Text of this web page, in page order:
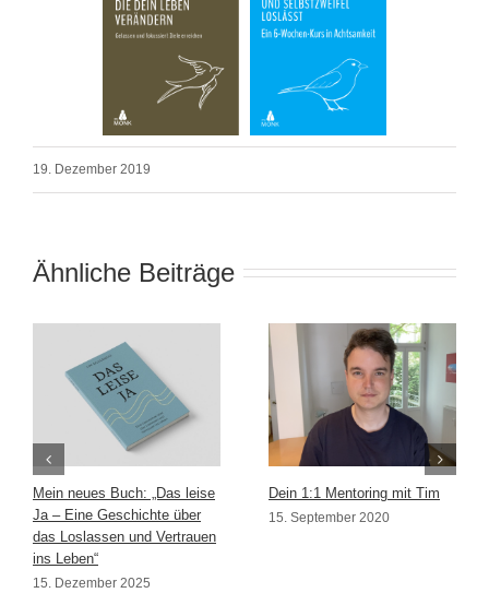
19. Dezember 2019
Ähnliche Beiträge
Mein neues Buch: „Das leise
Ja – Eine Geschichte über
das Loslassen und Vertrauen
ins Leben“
15. Dezember 2025
Dein 1:1 Mentoring mit Tim
15. September 2020